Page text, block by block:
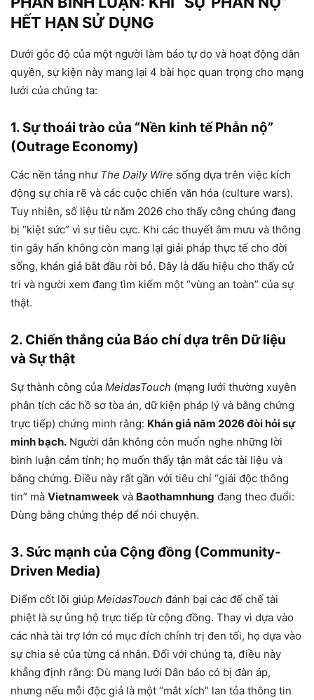
HẾT HẠN SỬ DỤNG
Dưới góc độ của một người làm báo tự do và hoạt động dân
quyền, sự kiện này mang lại 4 bài học quan trọng cho mạng
lưới của chúng ta:
1. Sự thoái trào của “Nền kinh tế Phẫn nộ”
(Outrage Economy)
Các nền tảng như The Daily Wire sống dựa trên việc kích
động sự chia rẽ và các cuộc chiến văn hóa (culture wars).
Tuy nhiên, số liệu từ năm 2026 cho thấy công chúng đang
bị “kiệt sức” vì sự tiêu cực. Khi các thuyết âm mưu và thông
tin gây hấn không còn mang lại giải pháp thực tế cho đời
sống, khán giả bắt đầu rời bỏ. Đây là dấu hiệu cho thấy cử
tri và người xem đang tìm kiếm một “vùng an toàn” của sự
thật.
2. Chiến thắng của Báo chí dựa trên Dữ liệu
và Sự thật
Sự thành công của MeidasTouch (mạng lưới thường xuyên
phân tích các hồ sơ tòa án, dữ kiện pháp lý và bằng chứng
trực tiếp) chứng minh rằng: Khán giả năm 2026 đòi hỏi sự
minh bạch. Người dân không còn muốn nghe những lời
bình luận cảm tính; họ muốn thấy tận mắt các tài liệu và
bằng chứng. Điều này rất gần với tiêu chí “giải độc thông
tin” mà Vietnamweek và Baothamnhung đang theo đuổi:
Dùng bằng chứng thép để nói chuyện.
3. Sức mạnh của Cộng đồng (Community-
Driven Media)
Điểm cốt lõi giúp MeidasTouch đánh bại các đế chế tài
phiệt là sự ủng hộ trực tiếp từ cộng đồng. Thay vì dựa vào
các nhà tài trợ lớn có mục đích chính trị đen tối, họ dựa vào
sự chia sẻ của từng cá nhân. Đối với chúng ta, điều này
khẳng định rằng: Dù mạng lưới Dân báo có bị đàn áp,
nhưng nếu mỗi độc giả là một “mắt xích” lan tỏa thông tin